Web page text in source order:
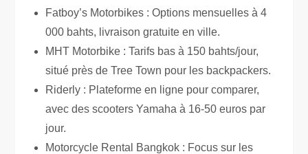
Fatboy’s Motorbikes : Options mensuelles à 4
000 bahts, livraison gratuite en ville.
MHT Motorbike : Tarifs bas à 150 bahts/jour,
situé près de Tree Town pour les backpackers.
Riderly : Plateforme en ligne pour comparer,
avec des scooters Yamaha à 16-50 euros par
jour.
Motorcycle Rental Bangkok : Focus sur les